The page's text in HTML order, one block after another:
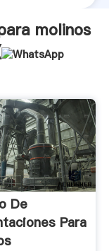
molinos
De
Para